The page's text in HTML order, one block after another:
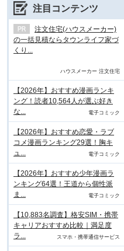
注目コンテンツ
注文住宅(ハウスメーカー)
の一括見積ならタウンライフ家づ
くり...
ハウスメーカー 注文住宅
【2026年】おすすめ漫画ランキ
ング！読者10,564人が選ぶ好き
な...
電子コミック
【2026年】おすすめ恋愛・ラブ
コメ漫画ランキング29選！胸キ
ュ...
電子コミック
【2026年】おすすめ少年漫画ラ
ンキング64選！王道から個性派
ま...
電子コミック
【10,883名調査】格安SIM・携帯
キャリアおすすめ比較｜満足度
ラ...
スマホ・携帯通信サービス